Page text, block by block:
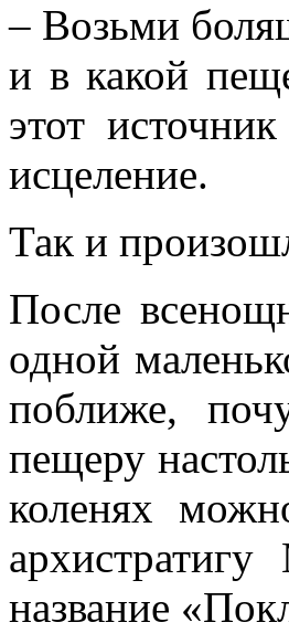
– Возьми
и в какой
этот
исцеление.
Так и
После
одной
поближе,
пещеру
коленях
название